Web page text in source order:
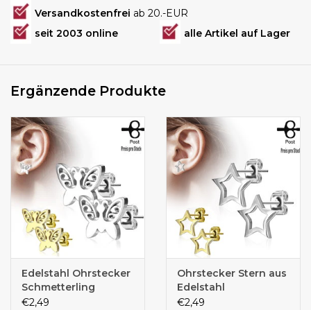
Versandkostenfrei ab 20.-EUR
seit 2003 online
alle Artikel auf Lager
Ergänzende Produkte
Edelstahl Ohrstecker
Schmetterling
€2,49
Ohrstecker Stern aus
Edelstahl
€2,49